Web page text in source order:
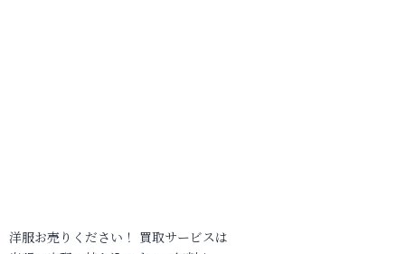
洋服お売りください！ 買取サービスは